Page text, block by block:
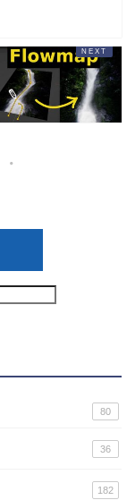
80
36
182